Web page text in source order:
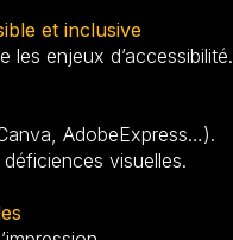
et inclusive
enjeux d’accessibilité.
AdobeExpress…).
visuelles.